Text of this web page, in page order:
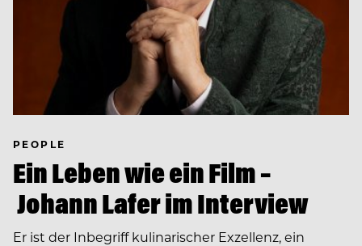
PEOPLE
Ein Leben wie ein Film –
Johann Lafer im Interview
Er ist der Inbegriff kulinarischer Exzellenz, ein